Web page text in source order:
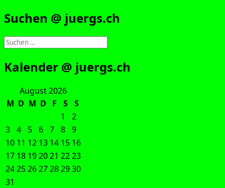
Suchen @ juergs.ch
Suchen
nach:
Kalender @ juergs.ch
August 2026
M D M D F S
S
1
2
3 4 5 6 7 8 9
10 11 12 13 14 15 16
17 18 192021 2223
24252627282930
31